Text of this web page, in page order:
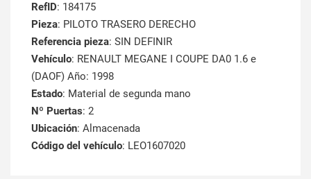
RefID: 184175
Pieza: PILOTO TRASERO DERECHO
Referencia pieza: SIN DEFINIR
Vehículo: RENAULT MEGANE I COUPE DA0 1.6 e
(DAOF) Año: 1998
Estado: Material de segunda mano
Nº Puertas: 2
Ubicación: Almacenada
Código del vehículo: LEO1607020